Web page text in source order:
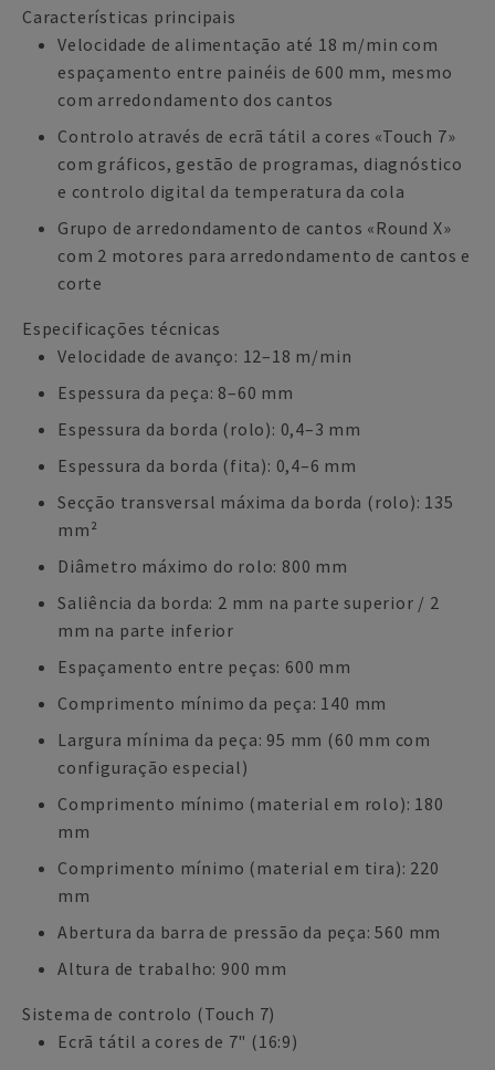
Características principais
Velocidade de alimentação até 18 m/min com
espaçamento entre painéis de 600 mm, mesmo
com arredondamento dos cantos
Controlo através de ecrã tátil a cores «Touch 7»
com gráficos, gestão de programas, diagnóstico
e controlo digital da temperatura da cola
Grupo de arredondamento de cantos «Round X»
com 2 motores para arredondamento de cantos e
corte
Especificações técnicas
Velocidade de avanço: 12–18 m/min
Espessura da peça: 8–60 mm
Espessura da borda (rolo): 0,4–3 mm
Espessura da borda (fita): 0,4–6 mm
Secção transversal máxima da borda (rolo): 135
mm²
Diâmetro máximo do rolo: 800 mm
Saliência da borda: 2 mm na parte superior / 2
mm na parte inferior
Espaçamento entre peças: 600 mm
Comprimento mínimo da peça: 140 mm
Largura mínima da peça: 95 mm (60 mm com
configuração especial)
Comprimento mínimo (material em rolo): 180
mm
Comprimento mínimo (material em tira): 220
mm
Abertura da barra de pressão da peça: 560 mm
Altura de trabalho: 900 mm
Sistema de controlo (Touch 7)
Ecrã tátil a cores de 7" (16:9)